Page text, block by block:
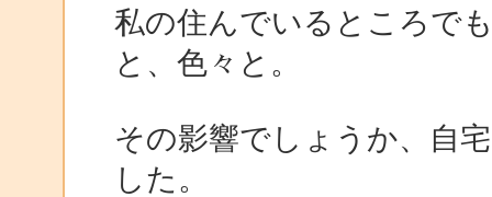
私の住んでいるところで
と、色々と。
その影響でしょうか、自
した。